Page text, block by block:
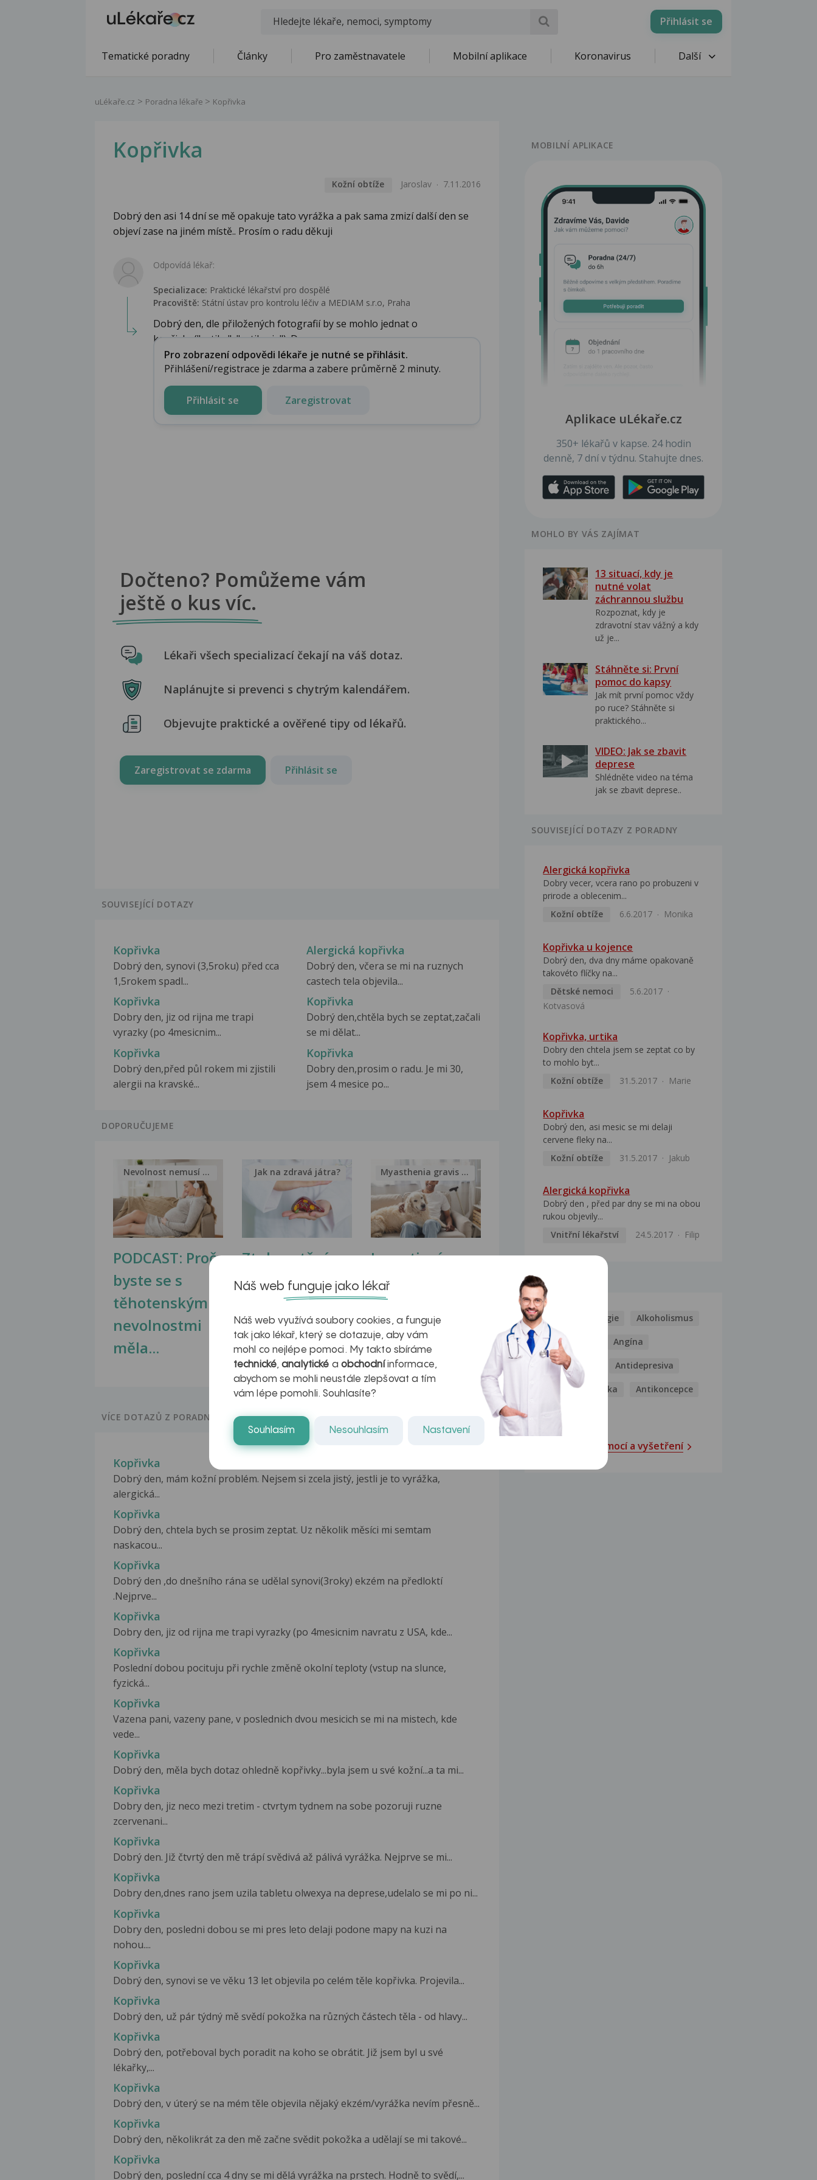
Přihlásit se
Tematické poradny Články Pro zaměstnavatele Mobilní aplikace Koronavirus Další
uLékaře.cz Poradna lékaře Kopřivka
Kopřivka
Kožní obtíže Jaroslav 7.11.2016
Dobrý den asi 14 dní se mě opakuje tato vyrážka a pak sama zmizí další den se
objeví zase na jiném místě.. Prosím o radu děkuji
Odpovídá lékař:
Specializace: Praktické lékařství pro dospělé
Pracoviště: Státní ústav pro kontrolu léčiv a MEDIAM s.r.o, Praha
Dobrý den, dle přiložených fotografií by se mohlo jednat o
kopřivku("urtika", "urtikarie"). Do...
Pro zobrazení odpovědi lékaře je nutné se přihlásit.
Přihlášení/registrace je zdarma a zabere průměrně 2 minuty.
Přihlásit se Zaregistrovat
Dočteno? Pomůžeme vám
ještě o kus víc.
Lékaři všech specializací čekají na váš dotaz.
Naplánujte si prevenci s chytrým kalendářem.
Objevujte praktické a ověřené tipy od lékařů.
Zaregistrovat se zdarma Přihlásit se
SOUVISEJÍCÍ DOTAZY
Kopřivka
Dobrý den, synovi (3,5roku) před cca
1,5rokem spadl...
Alergická kopřivka
Dobrý den, včera se mi na ruznych
castech tela objevila...
Kopřivka
Dobry den, jiz od rijna me trapi
vyrazky (po 4mesicnim...
Kopřivka
Dobrý den,chtěla bych se zeptat,začali
se mi dělat...
Kopřivka
Dobrý den,před půl rokem mi zjistili
alergii na kravské...
Kopřivka
Dobry den,prosim o radu. Je mi 30,
jsem 4 mesice po...
DOPORUČUJEME
PODCAST: Proč
byste se s
těhotenskými
nevolnostmi
měla...
Nevolnost nemusí být nutnou...
Ztukovatění
jater v datech a
obrazech
Jak na zdravá játra?
Inovativní
léčba
myastenie –
naděje pro ty,
kteří ji...
Myasthenia gravis – vše, co...
VÍCE DOTAZŮ Z PORADNY
Kopřivka
Dobrý den, mám kožní problém. Nejsem si zcela jistý, jestli je to vyrážka,
alergická...
Kopřivka
Dobrý den, chtela bych se prosim zeptat. Uz několik měsíci mi semtam
naskacou...
Kopřivka
Dobrý den ,do dnešního rána se udělal synovi(3roky) ekzém na předloktí
.Nejprve...
Kopřivka
Dobry den, jiz od rijna me trapi vyrazky (po 4mesicnim navratu z USA, kde...
Kopřivka
Poslední dobou pocituju při rychle změně okolní teploty (vstup na slunce,
fyzická...
Kopřivka
Vazena pani, vazeny pane, v poslednich dvou mesicich se mi na mistech, kde
vede...
Kopřivka
Dobrý den, měla bych dotaz ohledně kopřivky...byla jsem u své kožní...a ta mi...
Kopřivka
Dobry den, jiz neco mezi tretim - ctvrtym tydnem na sobe pozoruji ruzne
zcervenani...
Kopřivka
Dobrý den. Již čtvrtý den mě trápí svědivá až pálivá vyrážka. Nejprve se mi...
Kopřivka
Dobry den,dnes rano jsem uzila tabletu olwexya na deprese,udelalo se mi po ni...
Kopřivka
Dobry den, posledni dobou se mi pres leto delaji podone mapy na kuzi na
nohou....
Kopřivka
Dobrý den, synovi se ve věku 13 let objevila po celém těle kopřivka. Projevila...
Kopřivka
Dobrý den, už pár týdný mě svědí pokožka na různých částech těla - od hlavy...
Kopřivka
Dobrý den, potřeboval bych poradit na koho se obrátit. Již jsem byl u své
lékařky,...
Kopřivka
Dobrý den, v úterý se na mém těle objevila nějaký ekzém/vyrážka nevím přesně...
Kopřivka
Dobrý den, několikrát za den mě začne svědit pokožka a udělají se mi takové...
Kopřivka
Dobrý den, poslední cca 4 dny se mi dělá vyrážka na prstech. Hodně to svědí,...
MOBILNÍ APLIKACE
Aplikace uLékaře.cz
350+ lékařů v kapse. 24 hodin
denně, 7 dní v týdnu. Stahujte dnes.
MOHLO BY VÁS ZAJÍMAT
13 situací, kdy je
nutné volat
záchrannou službu
Rozpoznat, kdy je
zdravotní stav vážný a kdy
už je...
Stáhněte si: První
pomoc do kapsy
Jak mít první pomoc vždy
po ruce? Stáhněte si
praktického...
VIDEO: Jak se zbavit
deprese
Shlédněte video na téma
jak se zbavit deprese..
SOUVISEJÍCÍ DOTAZY Z PORADNY
Alergická kopřivka
Dobry vecer, vcera rano po probuzeni v
prirode a oblecenim...
Kožní obtíže
6.6.2017 Monika
Kopřivka u kojence
Dobrý den, dva dny máme opakovaně
takovéto flíčky na...
Dětské nemoci
5.6.2017
Kotvasová
Kopřivka, urtika
Dobry den chtela jsem se zeptat co by
to mohlo byt...
Kožní obtíže
31.5.2017 Marie
Kopřivka
Dobrý den, asi mesic se mi delaji
cervene fleky na...
Kožní obtíže
31.5.2017 Jakub
Alergická kopřivka
Dobrý den , před par dny se mi na obou
rukou objevily...
Vnitřní lékařství
24.5.2017 Filip
NEMOCI
Alergie Alkoholismus
Analgetika Angína
Antibiotika Antidepresiva
Antihistaminika Antikoncepce
Katalog nemocí a vyšetření
Náš web funguje jako lékař
Náš web využívá soubory cookies, a funguje
tak jako lékař, který se dotazuje, aby vám
mohl co nejlépe pomoci. My takto sbíráme
technické,analytické a obchodníinformace,
abychom se mohli neustále zlepšovat a tím
vám lépe pomohli. Souhlasíte?
Souhlasím Nesouhlasím Nastavení